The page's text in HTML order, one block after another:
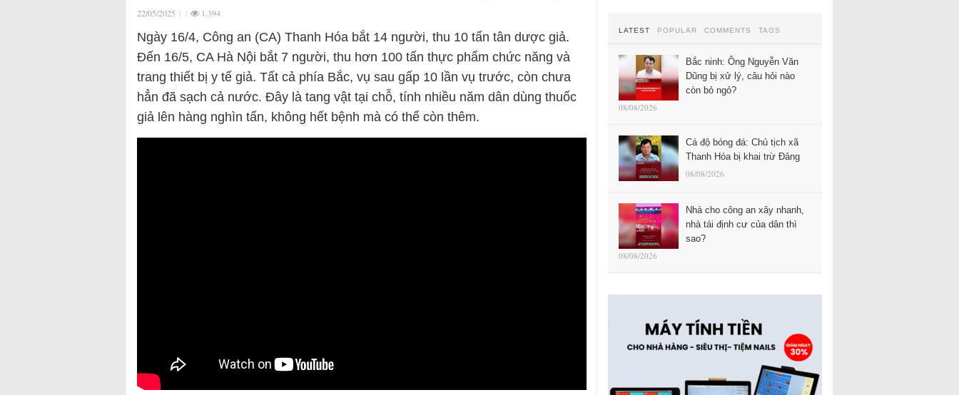
22/05/2025 | | 1.394
Ngày 16/4, Công an (CA) Thanh Hóa bắt 14 người, thu 10 tấn tân dược giả.
Đến 16/5, CA Hà Nội bắt 7 người, thu hơn 100 tấn thực phẩm chức năng và
trang thiết bị y tế giả. Tất cả phía Bắc, vụ sau gấp 10 lần vụ trước, còn chưa
hẳn đã sạch cả nước. Đây là tang vật tại chỗ, tính nhiều năm dân dùng thuốc
giả lên hàng nghìn tấn, không hết bệnh mà có thể còn thêm.
LATEST POPULAR COMMENTS TAGS
Bắc ninh: Ông Nguyễn Văn
Dũng bị xử lý, câu hỏi nào
còn bỏ ngỏ?
08/08/2026
Cá độ bóng đá: Chủ tịch xã
Thanh Hóa bị khai trừ Đảng
08/08/2026
Nhà cho công an xây nhanh,
nhà tái định cư của dân thì
sao?
08/08/2026